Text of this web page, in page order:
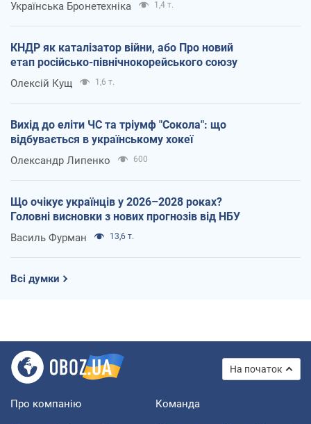
Українська Бронетехніка 1,4 т.
КНДР як каталізатор війни, або Про новий
етап російсько-північнокорейського союзу
Олексій Кущ 1,6 т.
Вихід до еліти ЧС та тріумф "Сокола": що
відбувається в українському хокеї
Олександр Липенко 600
Що очікує українців у 2026–2028 роках?
Головні висновки з нових прогнозів від НБУ
Василь Фурман 13,6 т.
Всі думки
На початок
Про компанію Команда